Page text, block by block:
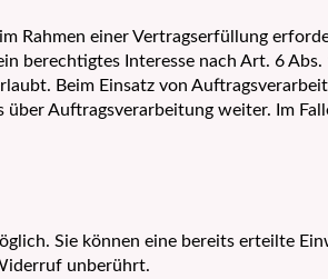
Rahmen einer Vertragserfüllung
berechtigtes Interesse nach Art. 6
Beim Einsatz von
Auftragsverarbeitung weiter. Im
Sie können eine bereits erteilte
unberührt.